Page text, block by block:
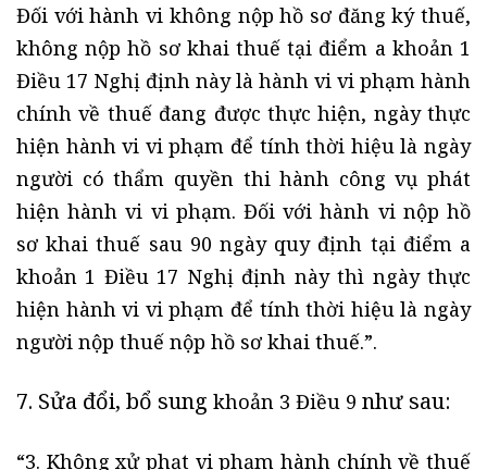
Đối với hành vi không nộp hồ sơ đăng ký thuế,
không nộp hồ sơ khai thuế tại điểm a khoản 1
Điều 17 Nghị định này là hành vi vi phạm hành
chính về thuế đang được thực hiện, ngày thực
hiện hành vi vi phạm để tính thời hiệu là ngày
người có thẩm quyền thi hành công vụ phát
hiện hành vi vi phạm. Đối với hành vi nộp hồ
sơ khai thuế sau 90 ngày quy định tại điểm a
khoản 1 Điều 17 Nghị định này thì ngày thực
hiện hành vi vi phạm để tính thời hiệu là ngày
người nộp thuế nộp hồ sơ khai thuế.”.
7. Sửa đổi, bổ sung khoản 3 Điều 9 như sau:
“3. Không xử phạt vi phạm hành chính về thuế